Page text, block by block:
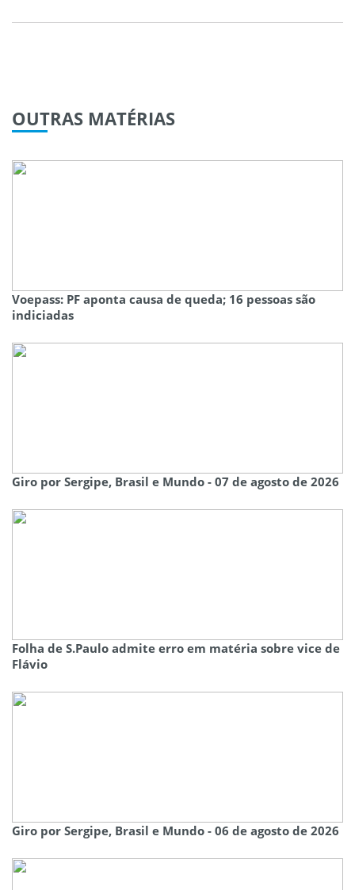
OUTRAS MATÉRIAS
Voepass: PF aponta causa de queda; 16 pessoas são
indiciadas
Giro por Sergipe, Brasil e Mundo - 07 de agosto de 2026
Folha de S.Paulo admite erro em matéria sobre vice de
Flávio
Giro por Sergipe, Brasil e Mundo - 06 de agosto de 2026